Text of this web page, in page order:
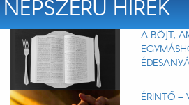
NÉPSZERŰ HÍREK
A BÖJT,
ÉRINTŐ –